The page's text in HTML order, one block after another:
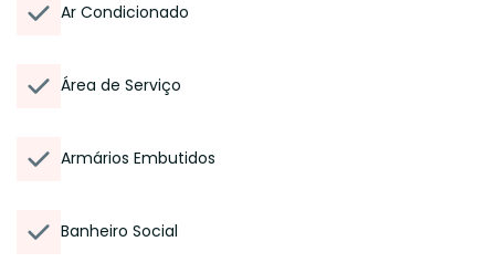
Ar Condicionado
Área de Serviço
Armários Embutidos
Banheiro Social